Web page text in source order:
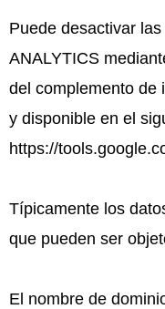
Puede desactivar
ANALYTICS
del complemento de
y disponible en el
https://
Típicamente los
que pueden ser
El nombre de